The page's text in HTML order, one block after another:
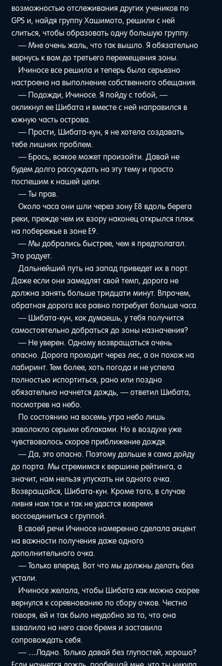
возможностью отслеживания других учеников по
GPS и, найдя группу Хашимото, решили с ней
слиться, чтобы образовать одну большую группу.
— Мне очень жаль, что так вышло. Я обязательно
вернусь к вам до третьего перемещения зоны.
Ичиносе все решила и теперь была серьезно
настроена на выполнение собственного обещания.
— Подожди, Ичиносе. Я пойду с тобой, —
окликнул ее Шибата и вместе с ней направился в
южную часть острова.
— Прости, Шибата-кун, я не хотела создавать
тебе лишних проблем.
— Брось, всякое может произойти. Давай не
будем долго рассуждать на эту тему и просто
поспешим к нашей цели.
— Ты прав.
Около часа они шли через зону Е8 вдоль берега
реки, прежде чем их взору наконец открылся пляж
на побережье в зоне Е9.
— Мы добрались быстрее, чем я предполагал.
Это радует.
Дальнейший путь на запад приведет их в порт.
Даже если они замедлят свой темп, дорога не
должна занять больше тридцати минут. Впрочем,
обратная дорога все равно потребует больше часа.
— Шибата-кун, как думаешь, у тебя получится
самостоятельно добраться до зоны назначения?
— Не уверен. Одному возвращаться очень
опасно. Дорога проходит через лес, а он похож на
лабиринт. Тем более, хоть погода и не успела
полностью испортиться, рано или поздно
обязательно начнется дождь, — ответил Шибата,
посмотрев на небо.
По состоянию на восемь утра небо лишь
заволокло серыми облаками. Но в воздухе уже
чувствовалось скорое приближение дождя.
— Да, это опасно. Поэтому дальше я сама дойду
до порта. Мы стремимся к вершине рейтинга, а
значит, нам нельзя упускать ни одного очка.
Возвращайся, Шибата-кун. Кроме того, в случае
ливня нам так и так не удастся вовремя
воссоединиться с группой.
В своей речи Ичиносе намеренно сделала акцент
на важности получения даже одного
дополнительного очка.
— Только вперед. Вот что мы должны делать без
устали.
Ичиносе желала, чтобы Шибата как можно скорее
вернулся к соревнованию по сбору очков. Честно
говоря, ей и так было неудобно за то, что она
взвалила на него свое бремя и заставила
сопровождать себя.
— …Ладно. Только давай без глупостей, хорошо?